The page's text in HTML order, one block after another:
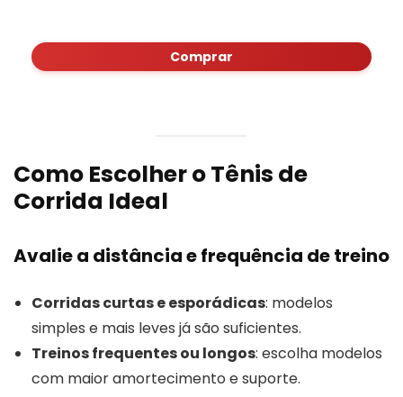
Comprar
Como Escolher o Tênis de
Corrida Ideal
Avalie a distância e frequência de treino
Corridas curtas e esporádicas: modelos
simples e mais leves já são suficientes.
Treinos frequentes ou longos: escolha modelos
com maior amortecimento e suporte.